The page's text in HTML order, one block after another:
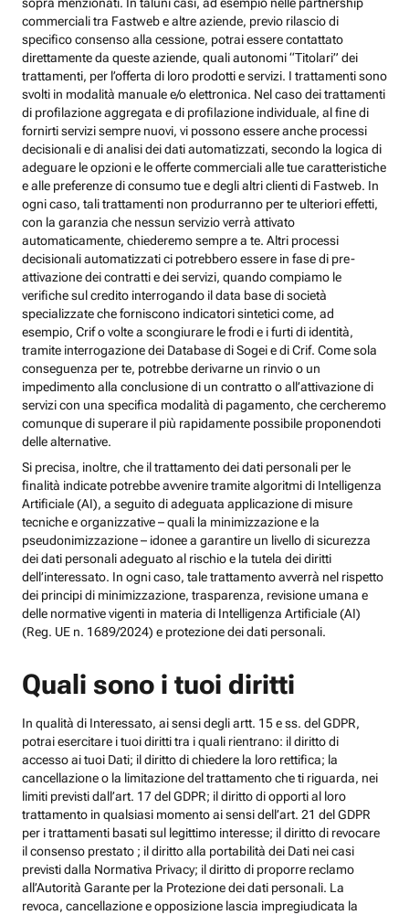
commerciali tra Fastweb e altre aziende, previo rilascio di
specifico consenso alla cessione, potrai essere contattato
direttamente da queste aziende, quali autonomi “Titolari” dei
trattamenti, per l’offerta di loro prodotti e servizi. I trattamenti sono
svolti in modalità manuale e/o elettronica. Nel caso dei trattamenti
di profilazione aggregata e di profilazione individuale, al fine di
fornirti servizi sempre nuovi, vi possono essere anche processi
decisionali e di analisi dei dati automatizzati, secondo la logica di
adeguare le opzioni e le offerte commerciali alle tue caratteristiche
e alle preferenze di consumo tue e degli altri clienti di Fastweb. In
ogni caso, tali trattamenti non produrranno per te ulteriori effetti,
con la garanzia che nessun servizio verrà attivato
automaticamente, chiederemo sempre a te. Altri processi
decisionali automatizzati ci potrebbero essere in fase di pre-
attivazione dei contratti e dei servizi, quando compiamo le
verifiche sul credito interrogando il data base di società
specializzate che forniscono indicatori sintetici come, ad
esempio, Crif o volte a scongiurare le frodi e i furti di identità,
tramite interrogazione dei Database di Sogei e di Crif. Come sola
conseguenza per te, potrebbe derivarne un rinvio o un
impedimento alla conclusione di un contratto o all’attivazione di
servizi con una specifica modalità di pagamento, che cercheremo
comunque di superare il più rapidamente possibile proponendoti
delle alternative.
Si precisa, inoltre, che il trattamento dei dati personali per le
finalità indicate potrebbe avvenire tramite algoritmi di Intelligenza
Artificiale (AI), a seguito di adeguata applicazione di misure
tecniche e organizzative – quali la minimizzazione e la
pseudonimizzazione – idonee a garantire un livello di sicurezza
dei dati personali adeguato al rischio e la tutela dei diritti
dell’interessato. In ogni caso, tale trattamento avverrà nel rispetto
dei principi di minimizzazione, trasparenza, revisione umana e
delle normative vigenti in materia di Intelligenza Artificiale (AI)
(Reg. UE n. 1689/2024) e protezione dei dati personali.
Quali sono i tuoi diritti
In qualità di Interessato, ai sensi degli artt. 15 e ss. del GDPR,
potrai esercitare i tuoi diritti tra i quali rientrano: il diritto di
accesso ai tuoi Dati; il diritto di chiedere la loro rettifica; la
cancellazione o la limitazione del trattamento che ti riguarda, nei
limiti previsti dall’art. 17 del GDPR; il diritto di opporti al loro
trattamento in qualsiasi momento ai sensi dell’art. 21 del GDPR
per i trattamenti basati sul legittimo interesse; il diritto di revocare
il consenso prestato ; il diritto alla portabilità dei Dati nei casi
previsti dalla Normativa Privacy; il diritto di proporre reclamo
all’Autorità Garante per la Protezione dei dati personali. La
revoca, cancellazione e opposizione lascia impregiudicata la